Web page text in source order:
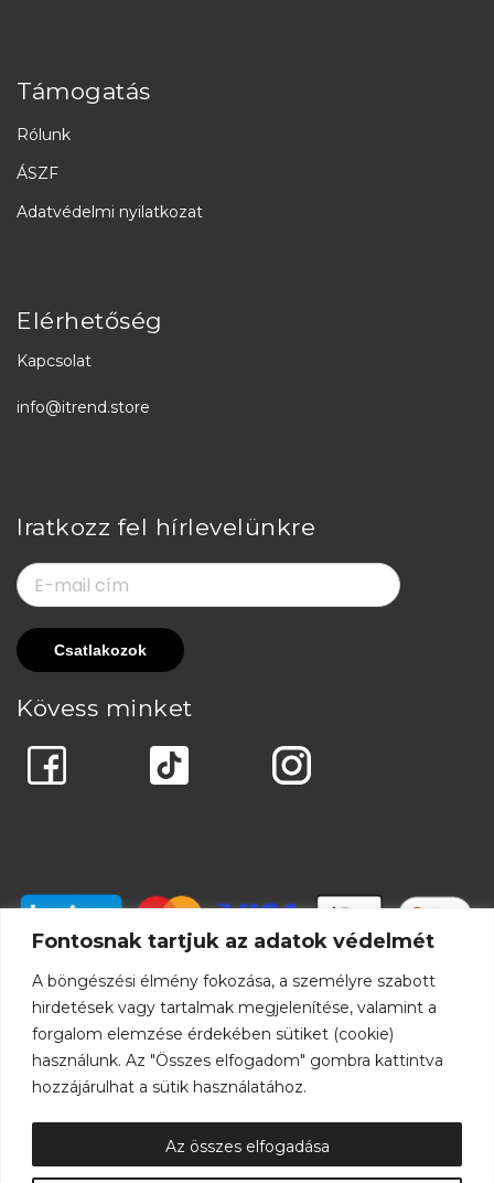
Fontosnak tartjuk az adatok védelmét
A böngészési élmény fokozása, a személyre szabott
hirdetések vagy tartalmak megjelenítése, valamint a
forgalom elemzése érdekében sütiket (cookie)
használunk. Az "Összes elfogadom" gombra kattintva
hozzájárulhat a sütik használatához.
Az összes elfogadása
Támogatás
Rólunk
ÁSZF
Adatvédelmi nyilatkozat
Elérhetőség
Kapcsolat
info@itrend.store
Iratkozz fel hírlevelünkre
Kövess minket